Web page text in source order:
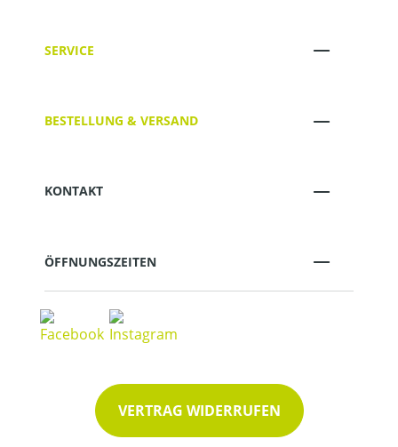
SERVICE
BESTELLUNG & VERSAND
KONTAKT
ÖFFNUNGSZEITEN
VERTRAG WIDERRUFEN